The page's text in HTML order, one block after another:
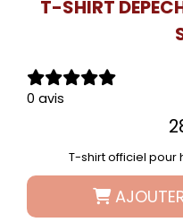
T-SHIRT
0 avis
T-shirt officiel pour